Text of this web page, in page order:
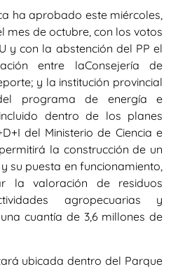
ha aprobado este miércoles,
mes de octubre, con los votos
y con la abstención del PP el
entre laConsejería de
y la institución provincial
programa de energía e
dentro de los planes
del Ministerio de Ciencia e
la construcción de un
su puesta en funcionamiento,
la valoración de residuos
agropecuarias y
cuantía de 3,6 millones de
ubicada dentro del Parque